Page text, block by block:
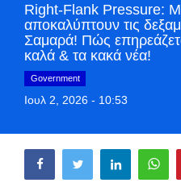
Style Adorés
Greece
Entertainment
Mykonos
Right-Flank Pressure:
αποκαλύπτουν τις
Σαμαρά! Πώς
καλά & τα κακά νέα!
Government
Ιουλ 2, 2026 - 10:53